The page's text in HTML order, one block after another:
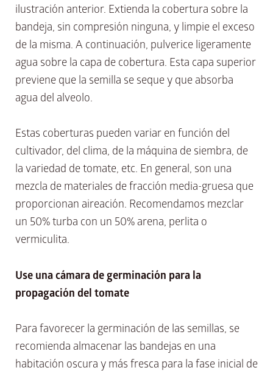
ilustración anterior. Extienda la cobertura sobre la
bandeja, sin compresión ninguna, y limpie el exceso
de la misma. A continuación, pulverice ligeramente
agua sobre la capa de cobertura. Esta capa superior
previene que la semilla se seque y que absorba
agua del alveolo.
Estas coberturas pueden variar en función del
cultivador, del clima, de la máquina de siembra, de
la variedad de tomate, etc. En general, son una
mezcla de materiales de fracción media-gruesa que
proporcionan aireación. Recomendamos mezclar
un 50% turba con un 50% arena, perlita o
vermiculita.
Use una cámara de germinación para la
propagación del tomate
Para favorecer la germinación de las semillas, se
recomienda almacenar las bandejas en una
habitación oscura y más fresca para la fase inicial de